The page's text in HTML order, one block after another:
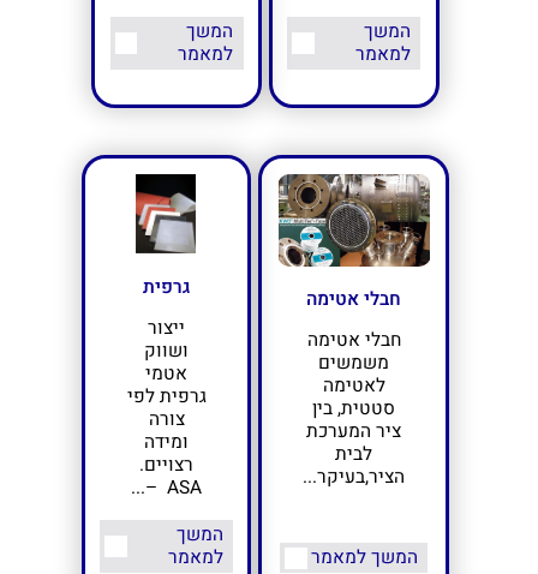
המשך
למאמר
המשך
למאמר
חבלי אטימה
חבלי אטימה
משמשים
לאטימה
סטטית, בין
ציר המערכת
לבית
הציר,בעיקר...
המשך למאמר
גרפית
ייצור
ושווק
אטמי
גרפית לפי
צורה
ומידה
רצויים.
ASA –...
המשך
למאמר